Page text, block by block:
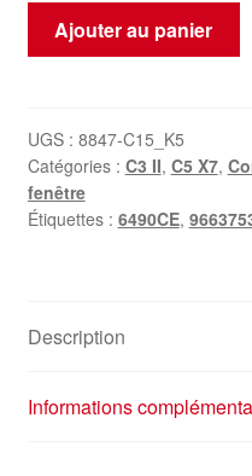
quantité
II
96637530XT
6490CE
Ajouter au panier
UGS : 8847-C15_K5
Catégories : C3 II, C5 X7,
fenêtre
Étiquettes : 6490CE,
Description
Informations